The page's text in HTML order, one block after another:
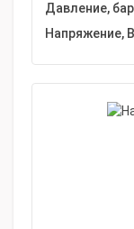
Давление,
Напряжение,